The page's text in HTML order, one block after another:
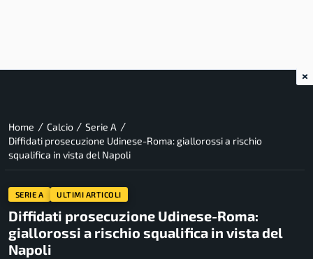
Home / Calcio / Serie A /
Diffidati prosecuzione Udinese-Roma: giallorossi a rischio
squalifica in vista del Napoli
SERIE A ULTIMI ARTICOLI
Diffidati prosecuzione Udinese-Roma:
giallorossi a rischio squalifica in vista del
Napoli
×